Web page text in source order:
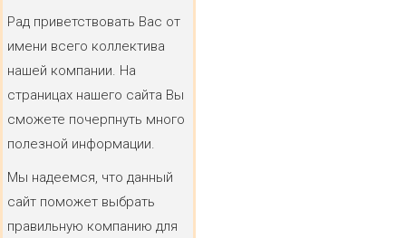
Рад приветствовать Вас от
имени всего коллектива
нашей компании. На
страницах нашего сайта Вы
сможете почерпнуть много
полезной информации.
Мы надеемся, что данный
сайт поможет выбрать
правильную компанию для